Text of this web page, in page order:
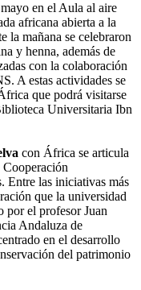
en el Aula al aire
africana abierta a la
la mañana se celebraron
y henna, además de
con la colaboración
A estas actividades se
que podrá visitarse
Universitaria Ibn
con África se articula
Cooperación
Entre las iniciativas más
que la universidad
por el profesor Juan
Andaluza de
en el desarrollo
del patrimonio